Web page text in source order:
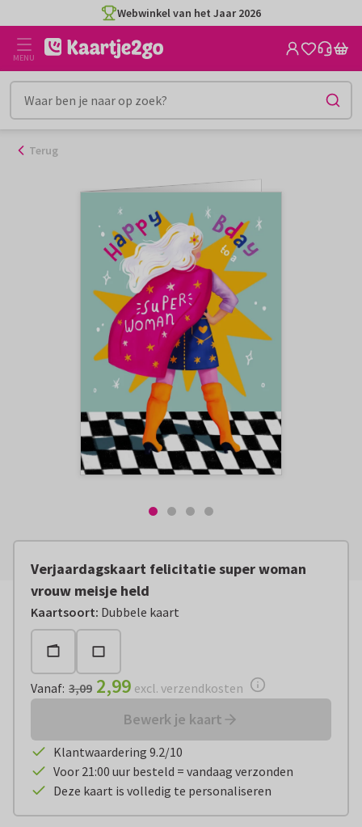
naar
inhoud
Webwinkel van het Jaar 2026
MENU
Terug
Verjaardagskaart felicitatie super woman
vrouw meisje held
Kaartsoort: Dubbele kaart
Vanaf: € 2,99 excl. verzendkosten
Vanaf: 3,09 2,99 excl. verzendkosten
Bewerk je kaart
Klantwaardering 9.2/10
Voor 21:00 uur besteld = vandaag verzonden
Deze kaart is volledig te personaliseren